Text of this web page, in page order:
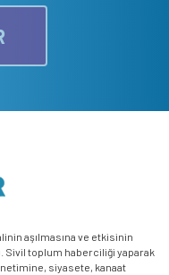
aşılmasına ve etkisinin
Sivil toplum haberciliği yaparak
siyasete, kanaat